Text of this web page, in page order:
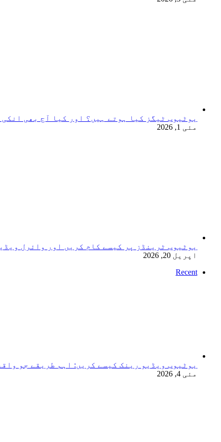
یوٹیوب ٹیگز کیا ہوتے ہیں؟ اور کیا آج بھی انکی
مئی 1, 2026
یوٹیوب ٹرینڈز پر کیسے کام کریں اور وائرل
اپریل 20, 2026
Recent
یوٹیوب ویڈیو رینک کیسے کریں: اہم طریقے جو
مئی 4, 2026